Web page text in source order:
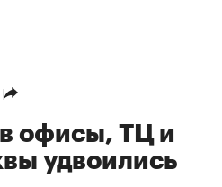
офисы, ТЦ и
удвоились